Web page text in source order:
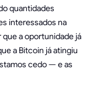
quantidades
interessados na
a oportunidade já
a Bitcoin já atingiu
cedo — e as